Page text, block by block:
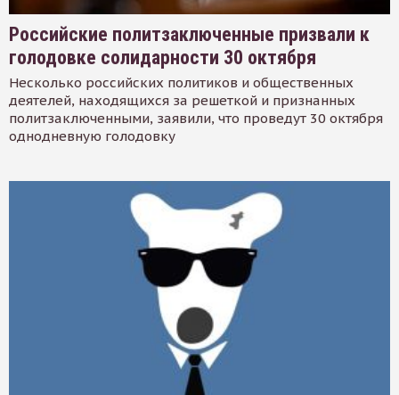
Российские политзаключенные призвали к
голодовке солидарности 30 октября
Несколько российских политиков и общественных
деятелей, находящихся за решеткой и признанных
политзаключенными, заявили, что проведут 30 октября
однодневную голодовку